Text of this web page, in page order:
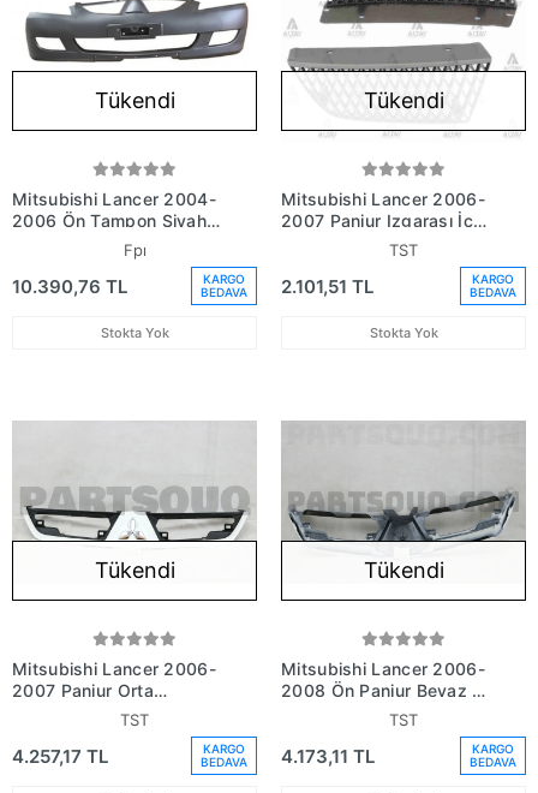
Tükendi
Mitsubishi Lancer 2004-
2006 Ön Tampon Siyah
(Sis - Panjur Delikli Fpı)
No:Mn161297Wa)
Fpı
10.390,76 TL
KARGO
BEDAVA
Stokta Yok
Tükendi
Mitsubishi Lancer 2006-
2007 Panjur Izgarası İç
Sağ (1 Adet) (Oem No:
TST
2.101,51 TL
KARGO
BEDAVA
Stokta Yok
Tükendi
Mitsubishi Lancer 2006-
2007 Panjur Orta
Çerçeve (Oem No:
TST
4.257,17 TL
KARGO
BEDAVA
Tükendi
Mitsubishi Lancer 2006-
2008 Ön Panjur Beyaz -
Siyah (Oem No:
TST
4.173,11 TL
KARGO
BEDAVA